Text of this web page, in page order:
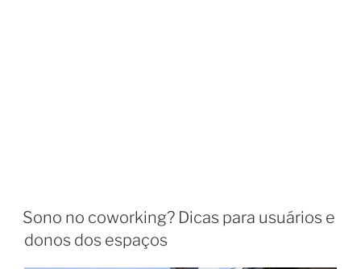
Sono no coworking? Dicas para usuários e
donos dos espaços